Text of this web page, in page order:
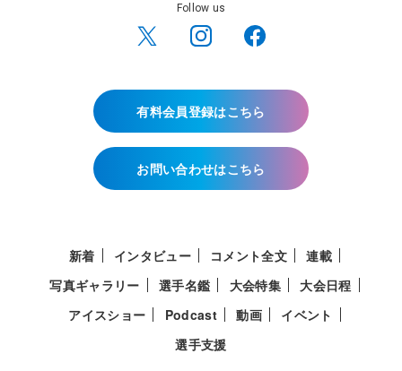
Follow us
有料会員登録はこちら
お問い合わせはこちら
新着 インタビュー コメント全文
連載
写真ギャラリー
選手名鑑 大会特集
大会日程
アイスショー
Podcast 動画
イベント
選手支援